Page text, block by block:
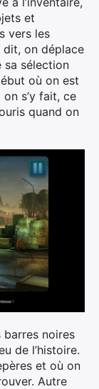
et
vers les
dit, on déplace
sa sélection
où on est
s’y fait, ce
quand on
barres noires
de l’histoire.
et où on
Autre